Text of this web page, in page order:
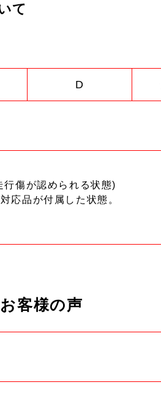
て
D
傷が認められる状態)
応品が付属した状態。
客様の声